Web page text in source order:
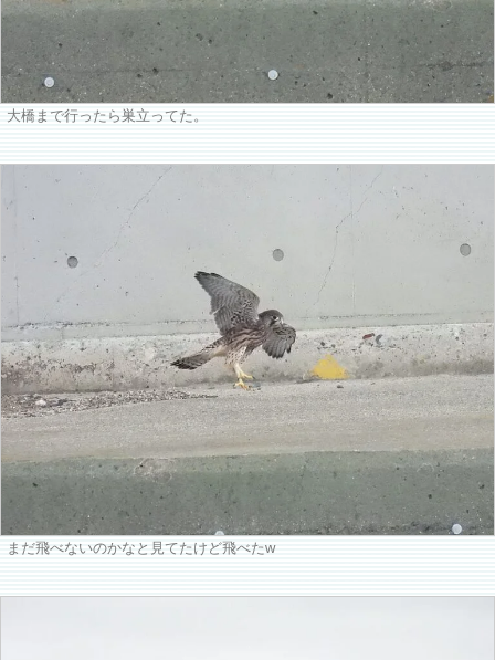
大橋まで行ったら巣立ってた。
まだ飛べないのかなと見てたけど飛べたw